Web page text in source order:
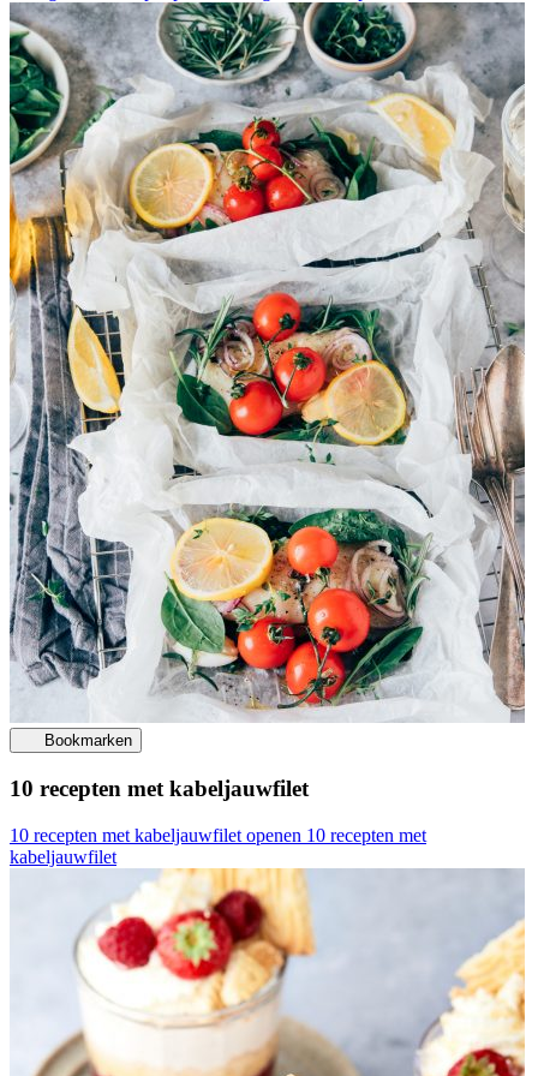
Bookmarken
10 recepten met kabeljauwfilet
10 recepten met kabeljauwfilet openen 10 recepten met
kabeljauwfilet